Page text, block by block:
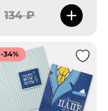
134 ₽
-34%